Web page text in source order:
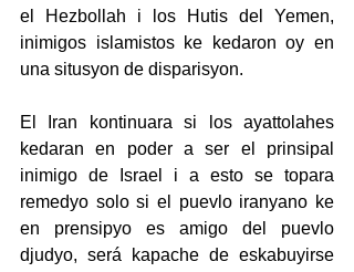
el Hezbollah i los Hutis del Yemen,
inimigos islamistos ke kedaron oy en
una situsyon de disparisyon.
El Iran kontinuara si los ayattolahes
kedaran en poder a ser el prinsipal
inimigo de Israel i a esto se topara
remedyo solo si el puevlo iranyano ke
en prensipyo es amigo del puevlo
djudyo, será kapache de eskabuyirse